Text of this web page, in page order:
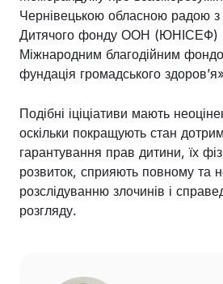
Чернівецькою обласною радою
Дитячого фонду ООН (ЮНІСЕФ) в
Міжнародним благодійним
фундація громадського
Подібні іціціативи мають
оскільки покращують стан
гарантування прав дитини, їх
розвиток, сприяють повному та
розслідуванню злочинів і
розгляду.